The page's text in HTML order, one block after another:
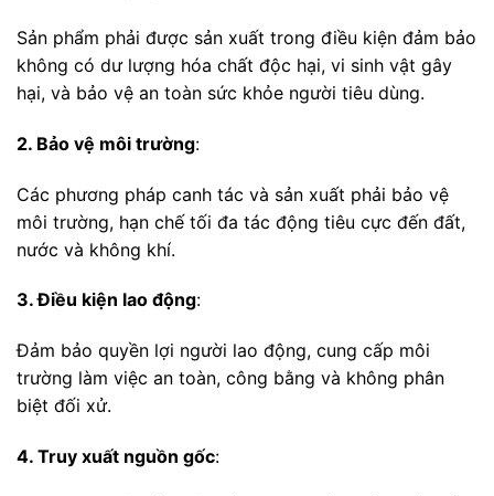
Sản phẩm phải được sản xuất trong điều kiện đảm bảo
không có dư lượng hóa chất độc hại, vi sinh vật gây
hại, và bảo vệ an toàn sức khỏe người tiêu dùng.
2. Bảo vệ môi trường:
Các phương pháp canh tác và sản xuất phải bảo vệ
môi trường, hạn chế tối đa tác động tiêu cực đến đất,
nước và không khí.
3. Điều kiện lao động:
Đảm bảo quyền lợi người lao động, cung cấp môi
trường làm việc an toàn, công bằng và không phân
biệt đối xử.
4. Truy xuất nguồn gốc: